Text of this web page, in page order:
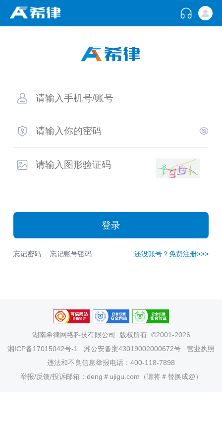
登录
忘记密码 忘记账号密码 还没账号？免费注册>>>
湖南希律网络科技有限公司
版权所有 ©2001-2026
湘ICP备17015042号-1
湘公安备案43019002000672号
营业执照
违法和不良信息举报电话：400-118-7898
举报/反馈/投诉邮箱：deng＃ujigu.com（请将＃替换成@）